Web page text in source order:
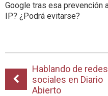
Google tras esa prevención
IP? ¿Podrá evitarse?
Hablando de redes
sociales en Diario
Abierto